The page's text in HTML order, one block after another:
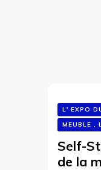
L' EXPO
MEUBLE ,
Self-
de la